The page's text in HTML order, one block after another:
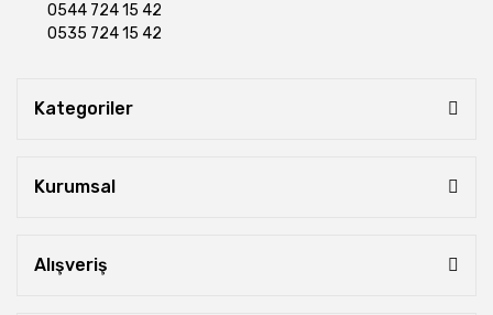
0544 724 15 42
0535 724 15 42
Kategoriler
Kurumsal
Alışveriş